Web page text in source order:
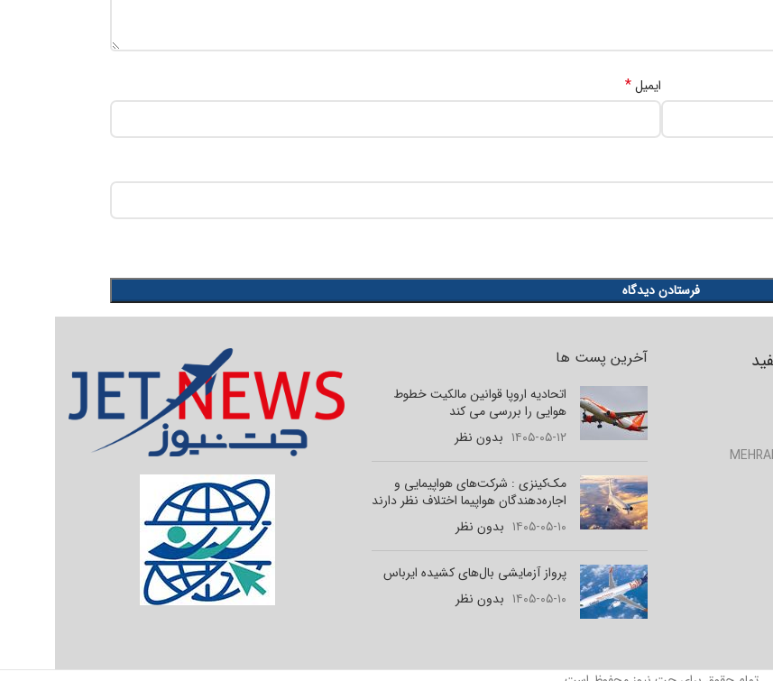
ایمیل*
آخرین پست ها
اتحادیه اروپا قوانین مالکیت خطوط
هوایی را بررسی می کند
۱۴۰۵-۰۵-۱۲ بدون نظر
مک‌کینزی : شرکت‌های هواپیمایی و
اجاره‌دهندگان هواپیما اختلاف نظر دارند
۱۴۰۵-۰۵-۱۰ بدون نظر
پرواز آزمایشی بال‌های کشیده ایرباس
۱۴۰۵-۰۵-۱۰ بدون نظر